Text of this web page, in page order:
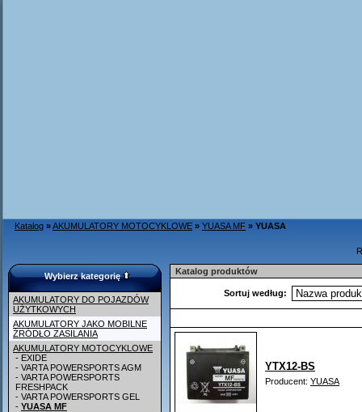
Katalog »AKUMULATORY MOTOCYKLOWE » YUASA MF » YUASA
Wybierz kategorię
AKUMULATORY DO POJAZDÓW
UŻYTKOWYCH
AKUMULATORY JAKO MOBILNE
ŹRÓDŁO ZASILANIA
AKUMULATORY MOTOCYKLOWE
- EXIDE
- VARTA POWERSPORTS AGM
- VARTA POWERSPORTS
FRESHPACK
- VARTA POWERSPORTS GEL
- YUASA MF
Katalog produktów
Sortuj według:
YTX12-BS
Producent: YUASA